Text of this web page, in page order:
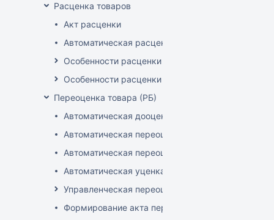
Расценка товаров
Акт расценки
Автоматическая расценка при проведении
Особенности расценки в РБ
Особенности расценки РФ
Переоценка товара (РБ)
Автоматическая дооценка товаров
Автоматическая переоценка акционного товара
Автоматическая переоценка по прайсам и
Автоматическая уценка товаров
Управленческая переоценка
Формирование акта переоценки